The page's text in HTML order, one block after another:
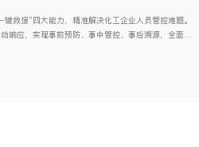
救援”四大能力，精准解决化工企业人员管控难题。
响应，实现事前预防、事中管控、事后溯源，全面提